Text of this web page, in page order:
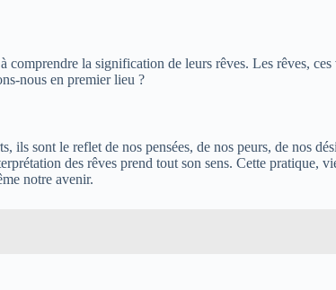
la signification de leurs rêves. Les rêves,
nous en premier lieu ?
sont le reflet de nos pensées, de nos peurs, de nos
des rêves prend tout son sens. Cette pratique,
notre avenir.